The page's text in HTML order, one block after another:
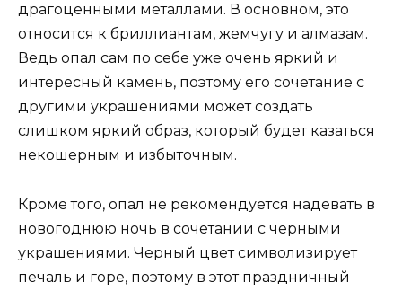
драгоценными металлами. В основном, это
относится к бриллиантам, жемчугу и алмазам.
Ведь опал сам по себе уже очень яркий и
интересный камень, поэтому его сочетание с
другими украшениями может создать
слишком яркий образ, который будет казаться
некошерным и избыточным.
Кроме того, опал не рекомендуется надевать в
новогоднюю ночь в сочетании с черными
украшениями. Черный цвет символизирует
печаль и горе, поэтому в этот праздничный